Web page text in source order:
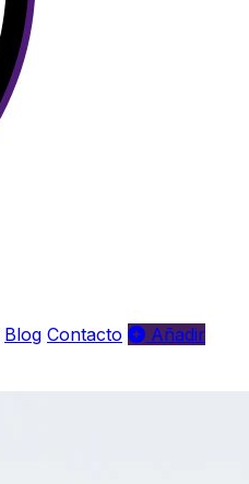
Blog Contacto
Añadir